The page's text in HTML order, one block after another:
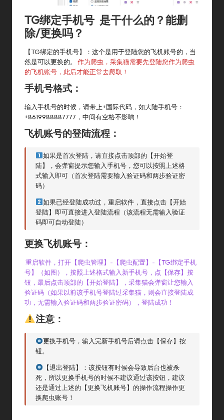
TG绑定手机号 是干什么的？能删
除/更换吗？
【TG绑定的手机号】：这个是用于登陆您的飞机账号的，当
然是可以更换的。
作为爬虫，采集猫需要先登陆您作为爬虫
的飞机账号，此后才能正常去爬取！
手机号格式：
输入手机号的时候，请带上+国际代码，如大陆手机号：
+8619988887777，中间有空格不影响！
飞机账号的登陆流程：
如果是首次登陆，请直接点击顶部的【开始登
陆】，会弹窗提示您输入手机号，您可以按照上述格
式输入即可（首次登陆需要输入验证码和两步验证密
码）
如果已经登陆成功过，重启软件，直接点击【开始
登陆】即可直接进入登陆流程（该流程无需输入验证
码即可自动登陆）
更换飞机账号：
重启软件，打开【爬虫管理】-【爬虫配置】-【TG绑定手机
号】（如图），按照上述格式输入新手机号，点【保存】按
钮，最后点击顶部的【开始登陆】，采集猫会弹窗让您输入
验证码（如果以前该手机号登陆过采集猫，则会直接登陆成
功，无需输入验证码和两步验证密码），登陆成功！
注意：
更换手机号，输入完新手机号后请点击【保存】按
钮。
【退出登陆】：该按钮有时候会导致后台也被杀
死，所以更换手机号的时候不建议通过该按钮，建议
还是通过上述的【更换飞机账号】的操作流程操作更
换爬虫账号！